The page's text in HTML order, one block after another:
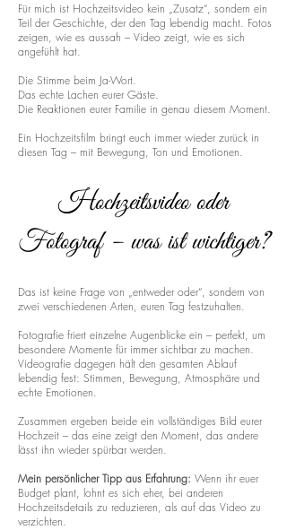
Für mich ist Hochzeitsvideo kein „Zusatz“, sondern ein
Teil der Geschichte, der den Tag lebendig macht. Fotos
zeigen, wie es aussah – Video zeigt, wie es sich
angefühlt hat.
Die Stimme beim Ja-Wort.
Das echte Lachen eurer Gäste.
Die Reaktionen eurer Familie in genau diesem Moment.
Ein Hochzeitsfilm bringt euch immer wieder zurück in
diesen Tag – mit Bewegung, Ton und Emotionen.
Hochzeitsvideo oder
Fotograf – was ist wichtiger?
Das ist keine Frage von „entweder oder“, sondern von
zwei verschiedenen Arten, euren Tag festzuhalten.
Fotografie friert einzelne Augenblicke ein – perfekt, um
besondere Momente für immer sichtbar zu machen.
Videografie dagegen hält den gesamten Ablauf
lebendig fest: Stimmen, Bewegung, Atmosphäre und
echte Emotionen.
Zusammen ergeben beide ein vollständiges Bild eurer
Hochzeit – das eine zeigt den Moment, das andere
lässt ihn wieder spürbar werden.
Mein persönlicher Tipp aus Erfahrung: Wenn ihr euer
Budget plant, lohnt es sich eher, bei anderen
Hochzeitsdetails zu reduzieren, als auf das Video zu
verzichten.